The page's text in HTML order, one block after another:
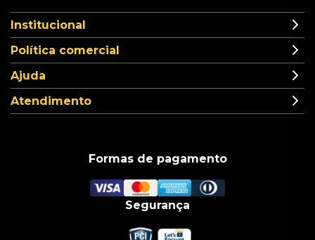
Institucional
Política comercial
Ajuda
Atendimento
Formas de pagamento
Segurança